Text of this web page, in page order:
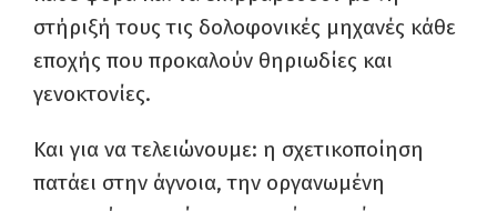
στήριξή τους τις δολοφονικές μηχανές κάθε
εποχής που προκαλούν θηριωδίες και
γενοκτονίες.
Και για να τελειώνουμε: η σχετικοποίηση
πατάει στην άγνοια, την οργανωμένη